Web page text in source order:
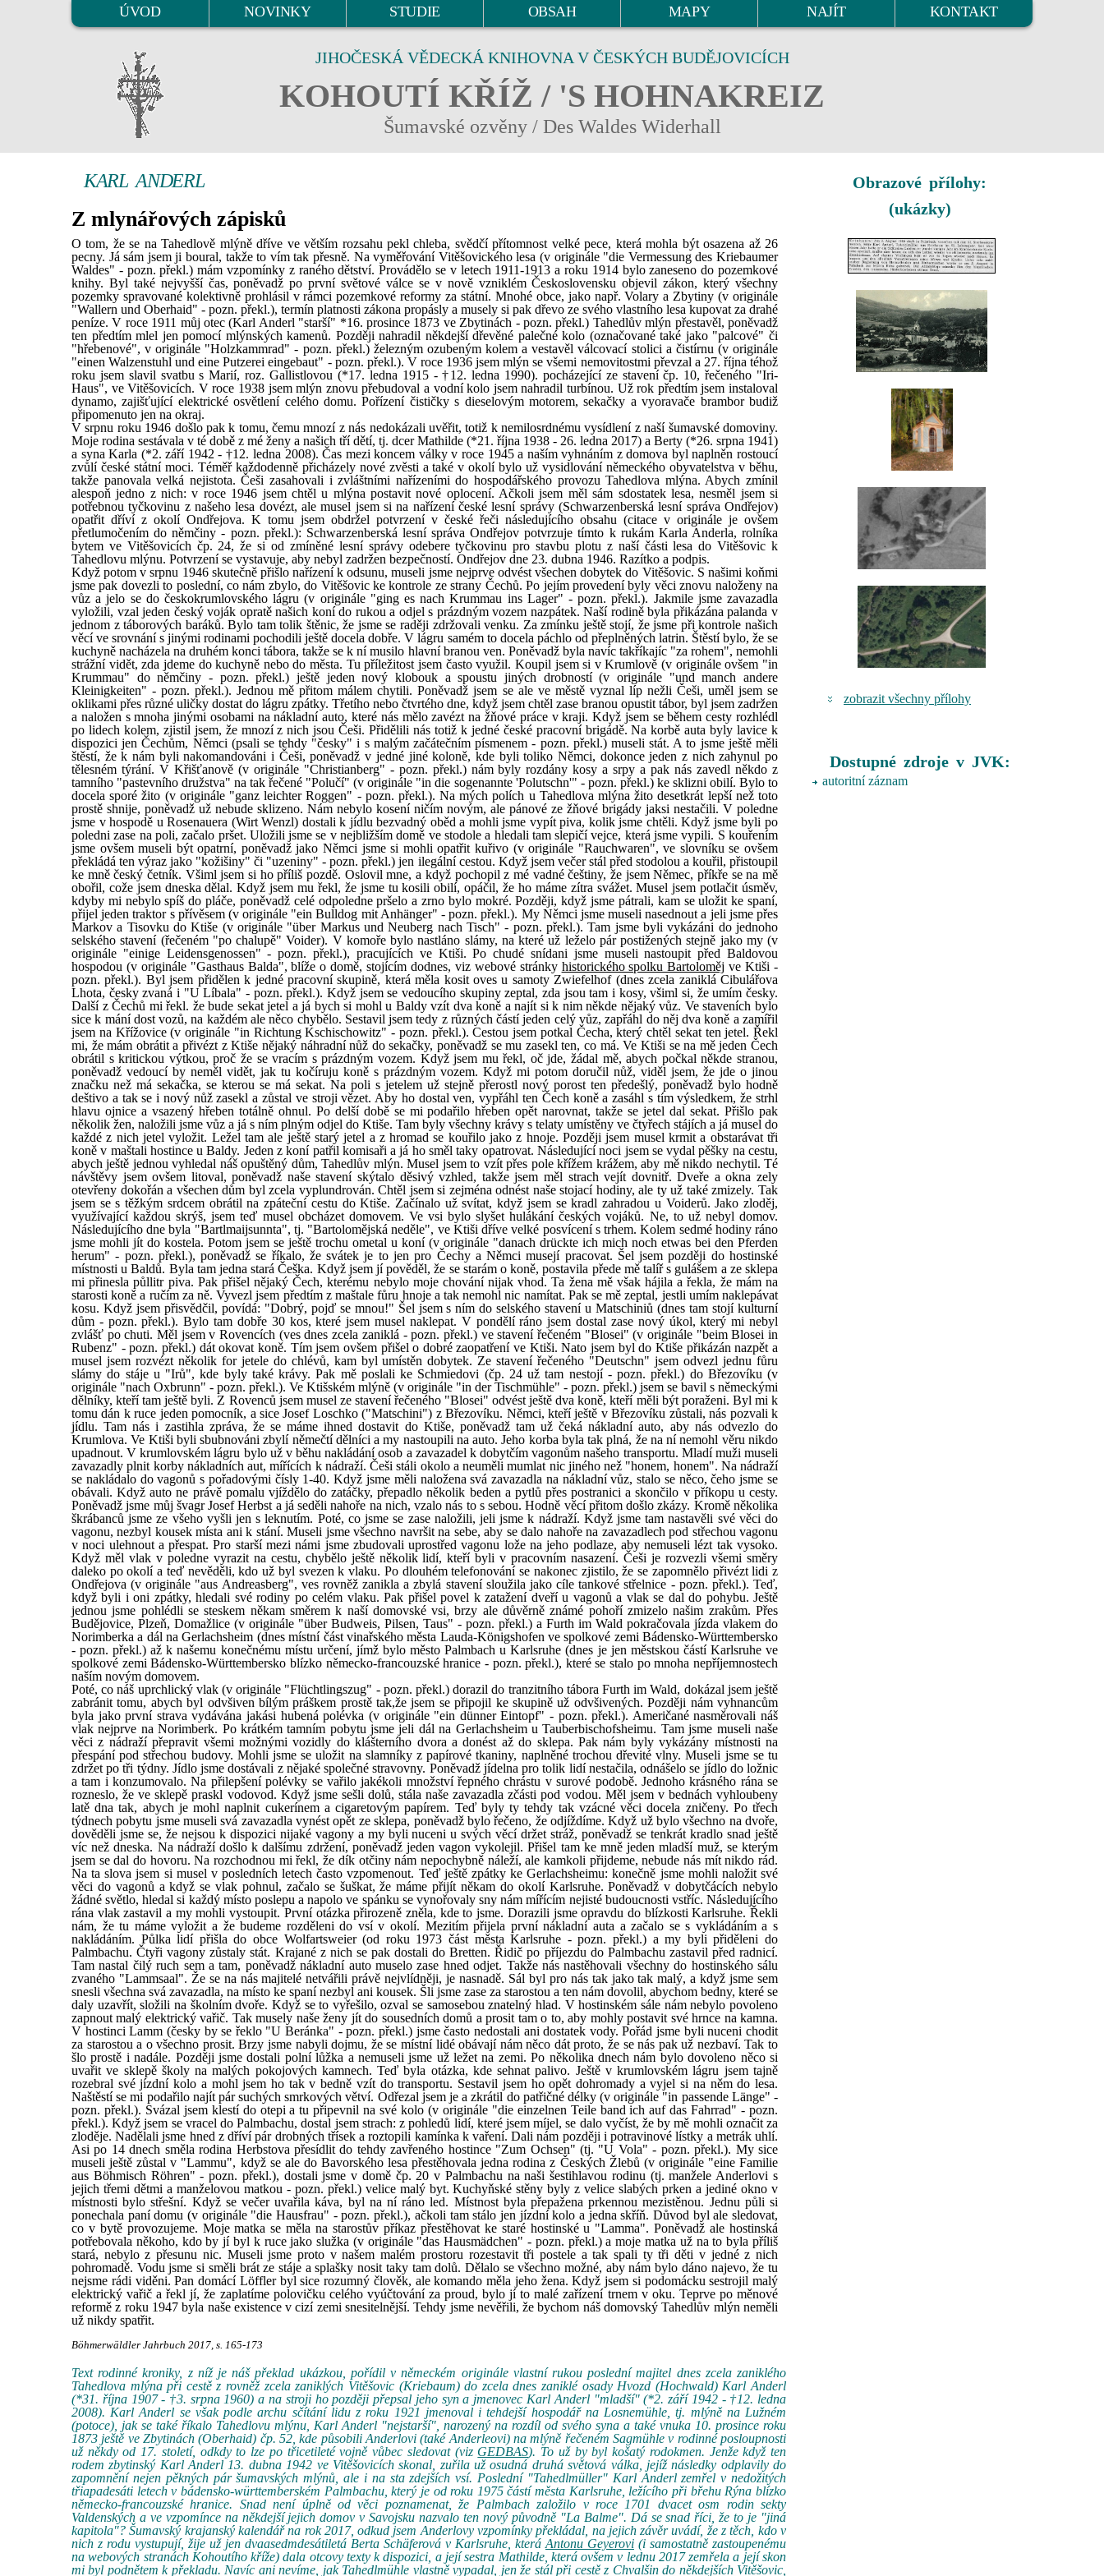
ÚVOD NOVINKY STUDIE OBSAH MAPY NAJÍT KONTAKT
JIHOČESKÁ VĚDECKÁ KNIHOVNA V ČESKÝCH BUDĚJOVICÍCH
KOHOUTÍ KŘÍŽ / 'S HOHNAKREIZ
Šumavské ozvěny / Des Waldes Widerhall
KARL ANDERL
Z mlynářových zápisků
O tom, že se na Tahedlově mlýně dříve ve větším rozsahu pekl chleba, svědčí přítomnost velké pece, která mohla být osazena až 26
pecny. Já sám jsem ji boural, takže to vím tak přesně. Na vyměřování Vitěšovického lesa (v originále "die Vermessung des Kriebaumer
Waldes" - pozn. překl.) mám vzpomínky z raného dětství. Provádělo se v letech 1911-1913 a roku 1914 bylo zaneseno do pozemkové
knihy. Byl také nejvyšší čas, poněvadž po první světové válce se v nově vzniklém Československu objevil zákon, který všechny
pozemky spravované kolektivně prohlásil v rámci pozemkové reformy za státní. Mnohé obce, jako např. Volary a Zbytiny (v originále
"Wallern und Oberhaid" - pozn. překl.), termín platnosti zákona propásly a musely si pak dřevo ze svého vlastního lesa kupovat za drahé
peníze. V roce 1911 můj otec (Karl Anderl "starší" *16. prosince 1873 ve Zbytinách - pozn. překl.) Tahedlův mlýn přestavěl, poněvadž
ten předtím mlel jen pomocí mlýnských kamenů. Později nahradil někdejší dřevěné palečné kolo (označované také jako "palcové" či
"hřebenové", v originále "Holzkammrad" - pozn. překl.) železným ozubeným kolem a vestavěl válcovací stolici a čistírnu (v originále
"einen Walzenstuhl und eine Putzerei eingebaut" - pozn. překl.). V roce 1936 jsem mlýn se všemi nemovitostmi převzal a 27. října téhož
roku jsem slavil svatbu s Marií, roz. Gallistlovou (*17. ledna 1915 - †12. ledna 1990). pocházející ze stavení čp. 10, řečeného "Iri-
Haus", ve Vitěšovicích. V roce 1938 jsem mlýn znovu přebudoval a vodní kolo jsem nahradil turbínou. Už rok předtím jsem instaloval
dynamo, zajišťující elektrické osvětlení celého domu. Pořízení čističky s dieselovým motorem, sekačky a vyoravače brambor budiž
připomenuto jen na okraj.
V srpnu roku 1946 došlo pak k tomu, čemu mnozí z nás nedokázali uvěřit, totiž k nemilosrdnému vysídlení z naší šumavské domoviny.
Moje rodina sestávala v té době z mé ženy a našich tří dětí, tj. dcer Mathilde (*21. října 1938 - 26. ledna 2017) a Berty (*26. srpna 1941)
a syna Karla (*2. září 1942 - †12. ledna 2008). Čas mezi koncem války v roce 1945 a naším vyhnáním z domova byl naplněn rostoucí
zvůlí české státní moci. Téměř každodenně přicházely nové zvěsti a také v okolí bylo už vysidlování německého obyvatelstva v běhu,
takže panovala velká nejistota. Češi zasahovali i zvláštními nařízeními do hospodářského provozu Tahedlova mlýna. Abych zmínil
alespoň jedno z nich: v roce 1946 jsem chtěl u mlýna postavit nové oplocení. Ačkoli jsem měl sám sdostatek lesa, nesměl jsem si
potřebnou tyčkovinu z našeho lesa dovézt, ale musel jsem si na nařízení české lesní správy (Schwarzenberská lesní správa Ondřejov)
opatřit dříví z okolí Ondřejova. K tomu jsem obdržel potvrzení v české řeči následujícího obsahu (citace v originále je ovšem
přetlumočením do němčiny - pozn. překl.): Schwarzenberská lesní správa Ondřejov potvrzuje tímto k rukám Karla Anderla, rolníka
bytem ve Vitěšovicích čp. 24, že si od zmíněné lesní správy odebere tyčkovinu pro stavbu plotu z naší části lesa do Vitěšovic k
Tahedlovu mlýnu. Potvrzení se vystavuje, aby nebyl zadržen bezpečností. Ondřejov dne 23. dubna 1946. Razítko a podpis.
Když potom v srpnu 1946 skutečně přišlo nařízení k odsunu, museli jsme nejprve odvést všechen dobytek do Vitěšovic. S našimi koňmi
jsme pak dovezli to poslední, co nám zbylo, do Vitěšovic ke kontrole ze strany Čechů. Po jejím provedení byly věci znovu naloženy na
vůz a jelo se do českokrumlovského lágru (v originále "ging es nach Krummau ins Lager" - pozn. překl.). Jakmile jsme zavazadla
vyložili, vzal jeden český voják opratě našich koní do rukou a odjel s prázdným vozem nazpátek. Naší rodině byla přikázána palanda v
jednom z táborových baráků. Bylo tam tolik štěnic, že jsme se raději zdržovali venku. Za zmínku ještě stojí, že jsme při kontrole našich
věcí ve srovnání s jinými rodinami pochodili ještě docela dobře. V lágru samém to docela páchlo od přeplněných latrin. Štěstí bylo, že se
kuchyně nacházela na druhém konci tábora, takže se k ní musilo hlavní branou ven. Poněvadž byla navíc takříkajíc "za rohem", nemohli
strážní vidět, zda jdeme do kuchyně nebo do města. Tu příležitost jsem často využil. Koupil jsem si v Krumlově (v originále ovšem "in
Krummau" do němčiny - pozn. překl.) ještě jeden nový klobouk a spoustu jiných drobností (v originále "und manch andere
Kleinigkeiten" - pozn. překl.). Jednou mě přitom málem chytili. Poněvadž jsem se ale ve městě vyznal líp nežli Češi, uměl jsem se
oklikami přes různé uličky dostat do lágru zpátky. Třetího nebo čtvrtého dne, když jsem chtěl zase branou opustit tábor, byl jsem zadržen
a naložen s mnoha jinými osobami na nákladní auto, které nás mělo zavézt na žňové práce v kraji. Když jsem se během cesty rozhlédl
po lidech kolem, zjistil jsem, že mnozí z nich jsou Češi. Přidělili nás totiž k jedné české pracovní brigádě. Na korbě auta byly lavice k
dispozici jen Čechům, Němci (psali se tehdy "česky" i s malým začátečním písmenem - pozn. překl.) museli stát. A to jsme ještě měli
štěstí, že k nám byli nakomandováni i Češi, poněvadž v jedné jiné koloně, kde byli toliko Němci, dokonce jeden z nich zahynul po
tělesném týrání. V Křišťanově (v originále "Christianberg" - pozn. překl.) nám byly rozdány kosy a srpy a pak nás zavedl někdo z
tamního "pastevního družstva" na tak řečené "Polučí" (v originále "in die sogenannte 'Polutschn'" - pozn. překl.) ke sklizni obilí. Bylo to
docela sporé žito (v originále "ganz leichter Roggen" - pozn. překl.). Na mých polích u Tahedlova mlýna žito desetkrát lepší než toto
prostě shnije, poněvadž už nebude sklizeno. Nám nebylo kosení ničím novým, ale pánové ze žňové brigády jaksi nestačili. V poledne
jsme v hospodě u Rosenauera (Wirt Wenzl) dostali k jídlu bezvadný oběd a mohli jsme vypít piva, kolik jsme chtěli. Když jsme byli po
poledni zase na poli, začalo pršet. Uložili jsme se v nejbližším domě ve stodole a hledali tam slepičí vejce, která jsme vypili. S kouřením
jsme ovšem museli být opatrní, poněvadž jako Němci jsme si mohli opatřit kuřivo (v originále "Rauchwaren", ve slovníku se ovšem
překládá ten výraz jako "kožišiny" či "uzeniny" - pozn. překl.) jen ilegální cestou. Když jsem večer stál před stodolou a kouřil, přistoupil
ke mně český četník. Všiml jsem si ho příliš pozdě. Oslovil mne, a když pochopil z mé vadné češtiny, že jsem Němec, příkře se na mě
obořil, cože jsem dneska dělal. Když jsem mu řekl, že jsme tu kosili obilí, opáčil, že ho máme zítra svážet. Musel jsem potlačit úsměv,
kdyby mi nebylo spíš do pláče, poněvadž celé odpoledne pršelo a zrno bylo mokré. Později, když jsme pátrali, kam se uložit ke spaní,
přijel jeden traktor s přívěsem (v originále "ein Bulldog mit Anhänger" - pozn. překl.). My Němci jsme museli nasednout a jeli jsme přes
Markov a Tisovku do Ktiše (v originále "über Markus und Neuberg nach Tisch" - pozn. překl.). Tam jsme byli vykázáni do jednoho
selského stavení (řečeném "po chalupě" Voider). V komoře bylo nastláno slámy, na které už leželo pár postižených stejně jako my (v
originále "einige Leidensgenossen" - pozn. překl.), pracujících ve Ktiši. Po chudé snídani jsme museli nastoupit před Baldovou
hospodou (v originále "Gasthaus Balda", blíže o domě, stojícím dodnes, viz webové stránky historického spolku Bartoloměj ve Ktiši -
pozn. překl.). Byl jsem přidělen k jedné pracovní skupině, která měla kosit oves u samoty Zwiefelhof (dnes zcela zaniklá Cibulářova
Lhota, česky zvaná i "U Líbala" - pozn. překl.). Když jsem se vedoucího skupiny zeptal, zda jsou tam i kosy, všiml si, že umím česky.
Další z Čechů mi řekl. že bude sekat jetel a já bych si mohl u Baldy vzít dva koně a najít si k nim někde nějaký vůz. Ve staveních bylo
sice k mání dost vozů, na každém ale něco chybělo. Sestavil jsem tedy z různých částí jeden celý vůz, zapřáhl do něj dva koně a zamířil
jsem na Křížovice (v originále "in Richtung Kschischowitz" - pozn. překl.). Cestou jsem potkal Čecha, který chtěl sekat ten jetel. Řekl
mi, že mám obrátit a přivézt z Ktiše nějaký náhradní nůž do sekačky, poněvadž se mu zasekl ten, co má. Ve Ktiši se na mě jeden Čech
obrátil s kritickou výtkou, proč že se vracím s prázdným vozem. Když jsem mu řekl, oč jde, žádal mě, abych počkal někde stranou,
poněvadž vedoucí by neměl vidět, jak tu kočíruju koně s prázdným vozem. Když mi potom doručil nůž, viděl jsem, že jde o jinou
značku než má sekačka, se kterou se má sekat. Na poli s jetelem už stejně přerostl nový porost ten předešlý, poněvadž bylo hodně
deštivo a tak se i nový nůž zasekl a zůstal ve stroji vězet. Aby ho dostal ven, vypřáhl ten Čech koně a zasáhl s tím výsledkem, že strhl
hlavu ojnice a vsazený hřeben totálně ohnul. Po delší době se mi podařilo hřeben opět narovnat, takže se jetel dal sekat. Přišlo pak
několik žen, naložili jsme vůz a já s ním plným odjel do Ktiše. Tam byly všechny krávy s telaty umístěny ve čtyřech stájích a já musel do
každé z nich jetel vyložit. Ležel tam ale ještě starý jetel a z hromad se kouřilo jako z hnoje. Později jsem musel krmit a obstarávat tři
koně v maštali hostince u Baldy. Jeden z koní patřil komisaři a já ho směl taky opatrovat. Následující noci jsem se vydal pěšky na cestu,
abych ještě jednou vyhledal náš opuštěný dům, Tahedlův mlýn. Musel jsem to vzít přes pole křížem krážem, aby mě nikdo nechytil. Té
návštěvy jsem ovšem litoval, poněvadž naše stavení skýtalo děsivý vzhled, takže jsem měl strach vejít dovnitř. Dveře a okna zely
otevřeny dokořán a všechen dům byl zcela vyplundrován. Chtěl jsem si zejména odnést naše stojací hodiny, ale ty už také zmizely. Tak
jsem se s těžkým srdcem obrátil na zpáteční cestu do Ktiše. Začínalo už svítat, když jsem se kradl zahradou u Voiderů. Jako zloděj,
využívající každou skrýš, jsem teď musel obcházet domovem. Ve vsi bylo slyšet hulákání českých vojáků. Ne, to už nebyl domov.
Následujícího dne byla "Bartlmaijsunnta", tj. "Bartolomějská neděle", ve Ktiši dříve velké posvícení s trhem. Kolem sedmé hodiny ráno
jsme mohli jít do kostela. Potom jsem se ještě trochu ometal u koní (v originále "danach drückte ich mich noch etwas bei den Pferden
herum" - pozn. překl.), poněvadž se říkalo, že svátek je to jen pro Čechy a Němci musejí pracovat. Šel jsem později do hostinské
místnosti u Baldů. Byla tam jedna stará Češka. Když jsem jí pověděl, že se starám o koně, postavila přede mě talíř s gulášem a ze sklepa
mi přinesla půllitr piva. Pak přišel nějaký Čech, kterému nebylo moje chování nijak vhod. Ta žena mě však hájila a řekla, že mám na
starosti koně a ručím za ně. Vyvezl jsem předtím z maštale fůru hnoje a tak nemohl nic namítat. Pak se mě zeptal, jestli umím naklepávat
kosu. Když jsem přisvědčil, povídá: "Dobrý, pojď se mnou!" Šel jsem s ním do selského stavení u Matschiniů (dnes tam stojí kulturní
dům - pozn. překl.). Bylo tam dobře 30 kos, které jsem musel naklepat. V pondělí ráno jsem dostal zase nový úkol, který mi nebyl
zvlášť po chuti. Měl jsem v Rovencích (ves dnes zcela zaniklá - pozn. překl.) ve stavení řečeném "Blosei" (v originále "beim Blosei in
Rubenz" - pozn. překl.) dát okovat koně. Tím jsem ovšem přišel o dobré zaopatření ve Ktiši. Nato jsem byl do Ktiše přikázán nazpět a
musel jsem rozvézt několik for jetele do chlévů, kam byl umístěn dobytek. Ze stavení řečeného "Deutschn" jsem odvezl jednu fůru
slámy do stáje u "Irů", kde byly také krávy. Pak mě poslali ke Schmiedovi (čp. 24 už tam nestojí - pozn. překl.) do Březovíku (v
originále "nach Oxbrunn" - pozn. překl.). Ve Ktišském mlýně (v originále "in der Tischmühle" - pozn. překl.) jsem se bavil s německými
dělníky, kteří tam ještě byli. Z Rovenců jsem musel ze stavení řečeného "Blosei" odvést ještě dva koně, kteří měli být poraženi. Byl mi k
tomu dán k ruce jeden pomocník, a sice Josef Loschko ("Matschini") z Březovíku. Němci, kteří ještě v Březovíku zůstali, nás pozvali k
jídlu. Tam nás i zastihla zpráva, že se máme ihned dostavit do Ktiše, poněvadž tam už čeká nákladní auto, aby nás odvezlo do
Krumlova. Ve Ktiši byli sbubnováni zbylí němečtí dělníci a my nastoupili na auto. Jeho korba byla tak plná, že na ní nemohl věru nikdo
upadnout. V krumlovském lágru bylo už v běhu nakládání osob a zavazadel k dobytčím vagonům našeho transportu. Mladí muži museli
zavazadly plnit korby nákladních aut, mířících k nádraží. Češi stáli okolo a neuměli mumlat nic jiného než "honem, honem". Na nádraží
se nakládalo do vagonů s pořadovými čísly 1-40. Když jsme měli naložena svá zavazadla na nákladní vůz, stalo se něco, čeho jsme se
obávali. Když auto ne právě pomalu vjíždělo do zatáčky, přepadlo několik beden a pytlů přes postranici a skončilo v příkopu u cesty.
Poněvadž jsme můj švagr Josef Herbst a já seděli nahoře na nich, vzalo nás to s sebou. Hodně věcí přitom došlo zkázy. Kromě několika
škrábanců jsme ze všeho vyšli jen s leknutím. Poté, co jsme se zase naložili, jeli jsme k nádraží. Když jsme tam nastavěli své věci do
vagonu, nezbyl kousek místa ani k stání. Museli jsme všechno navršit na sebe, aby se dalo nahoře na zavazadlech pod střechou vagonu
v noci ulehnout a přespat. Pro starší mezi námi jsme zbudovali uprostřed vagonu lože na jeho podlaze, aby nemuseli lézt tak vysoko.
Když měl vlak v poledne vyrazit na cestu, chybělo ještě několik lidí, kteří byli v pracovním nasazení. Češi je rozvezli všemi směry
daleko po okolí a teď nevěděli, kdo už byl svezen k vlaku. Po dlouhém telefonování se nakonec zjistilo, že se zapomnělo přivézt lidi z
Ondřejova (v originále "aus Andreasberg", ves rovněž zanikla a zbylá stavení sloužila jako cíle tankové střelnice - pozn. překl.). Teď,
když byli i oni zpátky, hledali své rodiny po celém vlaku. Pak přišel povel k zatažení dveří u vagonů a vlak se dal do pohybu. Ještě
jednou jsme pohlédli se steskem někam směrem k naší domovské vsi, brzy ale důvěrně známé pohoří zmizelo našim zrakům. Přes
Budějovice, Plzeň, Domažlice (v originále "über Budweis, Pilsen, Taus" - pozn. překl.) a Furth im Wald pokračovala jízda vlakem do
Norimberka a dál na Gerlachsheim (dnes místní část vinařského města Lauda-Königshofen ve spolkové zemi Bádensko-Württembersko
- pozn. překl.) až k našemu konečnému místu určení, jímž bylo město Palmbach u Karlsruhe (dnes je jen městskou částí Karlsruhe ve
spolkové zemi Bádensko-Württembersko blízko německo-francouzské hranice - pozn. překl.), které se stalo po mnoha nepříjemnostech
naším novým domovem.
Poté, co náš uprchlický vlak (v originále "Flüchtlingszug" - pozn. překl.) dorazil do tranzitního tábora Furth im Wald, dokázal jsem ještě
zabránit tomu, abych byl odvšiven bílým práškem prostě tak,že jsem se připojil ke skupině už odvšivených. Později nám vyhnancům
byla jako první strava vydávána jakási hubená polévka (v originále "ein dünner Eintopf" - pozn. překl.). Američané nasměrovali náš
vlak nejprve na Norimberk. Po krátkém tamním pobytu jsme jeli dál na Gerlachsheim u Tauberbischofsheimu. Tam jsme museli naše
věci z nádraží přepravit všemi možnými vozidly do klášterního dvora a donést až do sklepa. Pak nám byly vykázány místnosti na
přespání pod střechou budovy. Mohli jsme se uložit na slamníky z papírové tkaniny, naplněné trochou dřevité vlny. Museli jsme se tu
zdržet po tři týdny. Jídlo jsme dostávali z nějaké společné stravovny. Poněvadž jídelna pro tolik lidí nestačila, odnášelo se jídlo do ložnic
a tam i konzumovalo. Na přilepšení polévky se vařilo jakékoli množství řepného chrástu v surové podobě. Jednoho krásného rána se
rozneslo, že ve sklepě praskl vodovod. Když jsme sešli dolů, stála naše zavazadla zčásti pod vodou. Měl jsem v bednách vyhloubeny
latě dna tak, abych je mohl naplnit cukerínem a cigaretovým papírem. Teď byly ty tehdy tak vzácné věci docela zničeny. Po třech
týdnech pobytu jsme museli svá zavazadla vynést opět ze sklepa, poněvadž bylo řečeno, že odjíždíme. Když už bylo všechno na dvoře,
dověděli jsme se, že nejsou k dispozici nijaké vagony a my byli nuceni u svých věcí držet stráž, poněvadž se tenkrát kradlo snad ještě
víc než dneska. Na nádraží došlo k dalšímu zdržení, poněvadž jeden vagon vykolejil. Přišel tam ke mně jeden mladší muž, se kterým
jsem se dal do hovoru. Na rozchodnou mi řekl, že dík otčiny nám nepochybně náleží, ale kamkoli přijdeme, nebude nás mít nikdo rád.
Na ta slova jsem si musel v posledních letech často vzpomenout. Teď ještě zpátky ke Gerlachsheimu: konečně jsme mohli naložit své
věci do vagonů a když se vlak pohnul, začalo se šuškat, že máme přijít někam do okolí Karlsruhe. Poněvadž v dobytčácích nebylo
žádné světlo, hledal si každý místo poslepu a napolo ve spánku se vynořovaly sny nám mířícím nejisté budoucnosti vstříc. Následujícího
rána vlak zastavil a my mohli vystoupit. První otázka přirozeně zněla, kde to jsme. Dorazili jsme opravdu do blízkosti Karlsruhe. Řekli
nám, že tu máme vyložit a že budeme rozděleni do vsí v okolí. Mezitím přijela první nákladní auta a začalo se s vykládáním a s
nakládáním. Půlka lidí přišla do obce Wolfartsweier (od roku 1973 část města Karlsruhe - pozn. překl.) a my byli přiděleni do
Palmbachu. Čtyři vagony zůstaly stát. Krajané z nich se pak dostali do Bretten. Řidič po příjezdu do Palmbachu zastavil před radnicí.
Tam nastal čilý ruch sem a tam, poněvadž nákladní auto muselo zase hned odjet. Takže nás nastěhovali všechny do hostinského sálu
zvaného "Lammsaal". Že se na nás majitelé netvářili právě nejvlídněji, je nasnadě. Sál byl pro nás tak jako tak malý, a když jsme sem
snesli všechna svá zavazadla, na místo ke spaní nezbyl ani kousek. Šli jsme zase za starostou a ten nám dovolil, abychom bedny, které se
daly uzavřít, složili na školním dvoře. Když se to vyřešilo, ozval se samosebou znatelný hlad. V hostinském sále nám nebylo povoleno
zapnout malý elektrický vařič. Tak musely naše ženy jít do sousedních domů a prosit tam o to, aby mohly postavit své hrnce na kamna.
V hostinci Lamm (česky by se řeklo "U Beránka" - pozn. překl.) jsme často nedostali ani dostatek vody. Pořád jsme byli nuceni chodit
za starostou a o všechno prosit. Brzy jsme nabyli dojmu, že se místní lidé obávají nám něco dát proto, že se nás pak už nezbaví. Tak to
šlo prostě i nadále. Později jsme dostali polní lůžka a nemuseli jsme už ležet na zemi. Po několika dnech nám bylo dovoleno něco si
uvařit ve sklepě školy na malých pokojových kamnech. Teď byla otázka, kde sehnat palivo. Ještě v krumlovském lágru jsem tajně
rozebral své jízdní kolo a mohl jsem ho tak v bedně vzít do transportu. Sestavil jsem ho opět dohromady a vyjel si na něm do lesa.
Naštěstí se mi podařilo najít pár suchých smrkových větví. Odřezal jsem je a zkrátil do patřičné délky (v originále "in passende Länge" -
pozn. překl.). Svázal jsem klestí do otepi a tu připevnil na své kolo (v originále "die einzelnen Teile band ich auf das Fahrrad" - pozn.
překl.). Když jsem se vracel do Palmbachu, dostal jsem strach: z pohledů lidí, které jsem míjel, se dalo vyčíst, že by mě mohli označit za
zloděje. Nadělali jsme hned z dříví pár drobných třísek a roztopili kamínka k vaření. Dali nám později i potravinové lístky a metrák uhlí.
Asi po 14 dnech směla rodina Herbstova přesídlit do tehdy zavřeného hostince "Zum Ochsen" (tj. "U Vola" - pozn. překl.). My sice
museli ještě zůstal v "Lammu", když se ale do Bavorského lesa přestěhovala jedna rodina z Českých Žlebů (v originále "eine Familie
aus Böhmisch Röhren" - pozn. překl.), dostali jsme v domě čp. 20 v Palmbachu na naši šestihlavou rodinu (tj. manžele Anderlovi s
jejich třemi dětmi a manželovou matkou - pozn. překl.) velice malý byt. Kuchyňské stěny byly z velice slabých prken a jediné okno v
místnosti bylo střešní. Když se večer uvařila káva, byl na ní ráno led. Místnost byla přepažena prkennou mezistěnou. Jednu půli si
ponechala paní domu (v originále "die Hausfrau" - pozn. překl.), ačkoli tam stálo jen jízdní kolo a jedna skříň. Důvod byl ale sledovat,
co v bytě provozujeme. Moje matka se měla na starostův příkaz přestěhovat ke staré hostinské u "Lamma". Poněvadž ale hostinská
potřebovala někoho, kdo by jí byl k ruce jako služka (v originále "das Hausmädchen" - pozn. překl.) a moje matka už na to byla příliš
stará, nebylo z přesunu nic. Museli jsme proto v našem malém prostoru rozestavit tři postele a tak spali ty tři děti v jedné z nich
pohromadě. Vodu jsme si směli brát ze stáje a splašky nosit taky tam dolů. Dělalo se všechno možné, aby nám bylo dáno najevo, že tu
nejsme rádi viděni. Pan domácí Löffler byl sice rozumný člověk, ale komando měla jeho žena. Když jsem si podomácku sestrojil malý
elektrický vařič a řekl jí, že zaplatíme polovičku celého vyúčtování za proud, bylo jí to malé zařízení trnem v oku. Teprve po měnové
reformě z roku 1947 byla naše existence v cizí zemi snesitelnější. Tehdy jsme nevěřili, že bychom náš domovský Tahedlův mlýn neměli
už nikdy spatřit.
Böhmerwäldler Jahrbuch 2017, s. 165-173
Text rodinné kroniky, z níž je náš překlad ukázkou, pořídil v německém originále vlastní rukou poslední majitel dnes zcela zaniklého
Tahedlova mlýna při cestě z rovněž zcela zaniklých Vitěšovic (Kriebaum) do zcela dnes zaniklé osady Hvozd (Hochwald) Karl Anderl
(*31. října 1907 - †3. srpna 1960) a na stroji ho později přepsal jeho syn a jmenovec Karl Anderl "mladší" (*2. září 1942 - †12. ledna
2008). Karl Anderl se však podle archu sčítání lidu z roku 1921 jmenoval i tehdejší hospodář na Losnemühle, tj. mlýně na Lužném
(potoce), jak se také říkalo Tahedlovu mlýnu, Karl Anderl "nejstarší", narozený na rozdíl od svého syna a také vnuka 10. prosince roku
1873 ještě ve Zbytinách (Oberhaid) čp. 52, kde působili Anderlovi (také Anderleovi) na mlýně řečeném Sagmühle v rodinné posloupnosti
už někdy od 17. století, odkdy to lze po třicetileté vojně vůbec sledovat (viz GEDBAS). To už by byl košatý rodokmen. Jenže když ten
rodem zbytinský Karl Anderl 13. dubna 1942 ve Vitěšovicích skonal, zuřila už osudná druhá světová válka, jejíž následky odplavily do
zapomnění nejen pěkných pár šumavských mlýnů, ale i na sta zdejších vsí. Poslední "Tahedlmüller" Karl Anderl zemřel v nedožitých
třiapadesáti letech v bádensko-württemberském Palmbachu, který je od roku 1975 částí města Karlsruhe, ležícího při břehu Rýna blízko
německo-francouzské hranice. Snad není úplně od věci poznamenat, že Palmbach založilo v roce 1701 dvacet osm rodin sekty
Valdenských a ve vzpomínce na někdejší jejich domov v Savojsku nazvalo ten nový původně "La Balme". Dá se snad říci, že to je "jiná
kapitola"? Šumavský krajanský kalendář na rok 2017, odkud jsem Anderlovy vzpomínky překládal, na jejich závěr uvádí, že z těch, kdo v
nich z rodu vystupují, žije už jen dvaasedmdesátiletá Berta Schäferová v Karlsruhe, která Antonu Geyerovi (i samostatně zastoupenému
na webových stranách Kohoutího kříže) dala otcovy texty k dispozici, a její sestra Mathilde, která ovšem v lednu 2017 zemřela a její skon
mi byl podnětem k překladu. Navíc ani nevíme, jak Tahedlmühle vlastně vypadal, jen že stál při cestě z Chvalšin do někdejších Vitěšovic,
Obrazové přílohy:
(ukázky)
zobrazit všechny přílohy
Dostupné zdroje v JVK:
autoritní záznam